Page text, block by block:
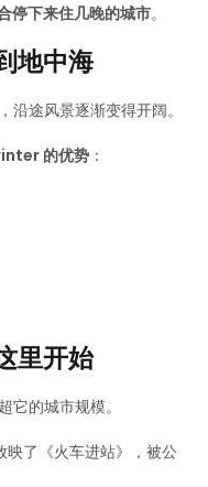
停下来住几晚的城市。
地中海
途风景逐渐变得开阔。
的优势 ：
里开始
的城市规模。
映了《火车进站》，被公